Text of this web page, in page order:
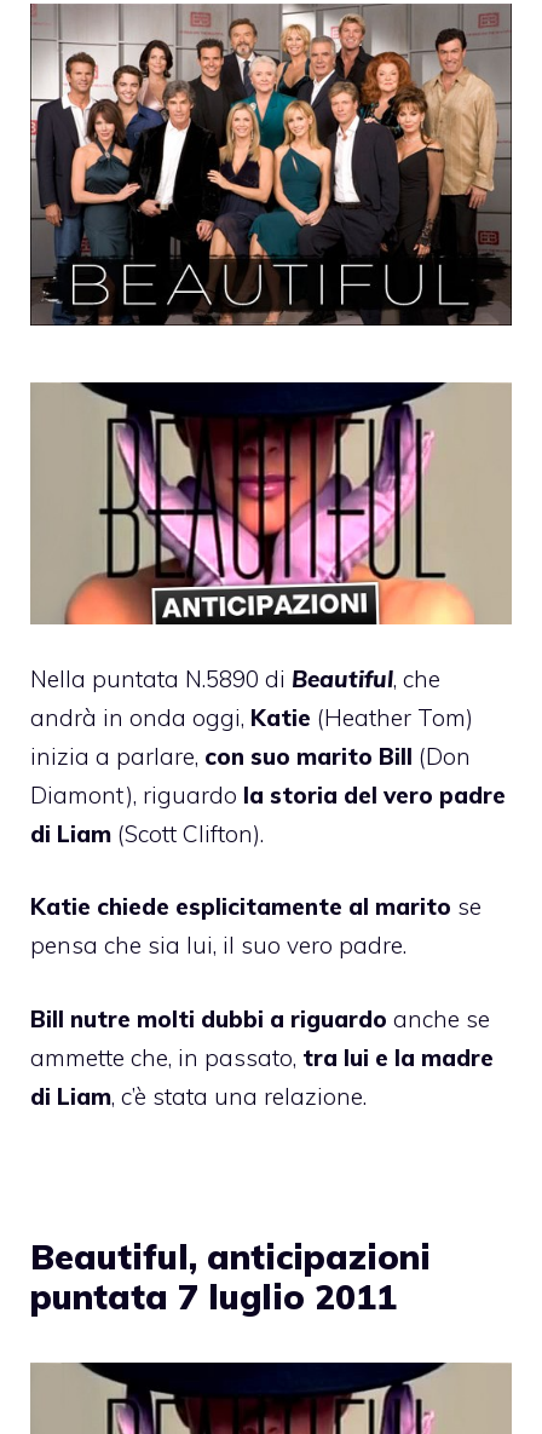
Nella puntata N.5890 di Beautiful, che
andrà in onda oggi, Katie (Heather Tom)
inizia a parlare, con suo marito Bill (Don
Diamont), riguardo la storia del vero padre
di Liam (Scott Clifton).
Katie chiede esplicitamente al marito se
pensa che sia lui, il suo vero padre.
Bill nutre molti dubbi a riguardo anche se
ammette che, in passato, tra lui e la madre
di Liam, c’è stata una relazione.
Beautiful, anticipazioni
puntata 7 luglio 2011